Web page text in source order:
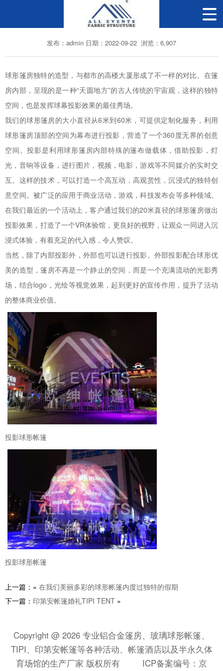
360度无界,球形篷房打造魔幻光影世界
发布：admin 日期：2022-09-22 浏览：6,907
球形篷房独特的造型，与都市的高楼大厦形成了不一样的对比。在篷
房内部，呈现的是一种“天圆地方”的古人传统的宇宙观，这样的独特
空间，也是发挥球幕投影效果的最佳秀场。
我们的球形篷房的大小直径从6米到60米，可提供定制化服务，利用
球形篷房顶部的空间为幕布进行投影，营造了一个360度无界的创意
空间。投影是利用球形篷房内部特殊的篷布做载体，借助投影，灯
光，音响等设备，进行图片，视频，电影，游戏等不同媒介的实时交
互。这样的技术，可以打造一个高互动，高观赏性，沉浸式的独特创
意空间。被广泛的应用于商业活动，游戏，科技发布会等多种领域。
在我们最近的一个活动上，客户通过我们的20米直径的球形篷房做出
投影效果，打造了一个VR体验馆，更良好的视野，让观众一同进入沉
浸式体验，有着充足的代入感，令人赞叹。
当然，除了内部投影外，外部也可以进行投影。外部投影配合球形优
美的造型，篷房不再是一个静止的空间，而是一个充满流动的光影秀
场，结合logo，光绘等视觉效果，起到更好的宣传作用，提升了活动
的整体商业价值。
投影球形帐篷
投影球形帐篷
上一篇：« 在我们美丽多彩的球形帐篷内度过独特的假期
下一篇： 印第安帐篷婚礼TIPI TENT »
Copyright @ 2026 专业铝合金篷房、玻璃球形帐篷、
TIPI、印第安帐篷等各种活动、帐篷酒店以及半永久体
育场馆的生产厂家 版权所有 ICP备案编号：京